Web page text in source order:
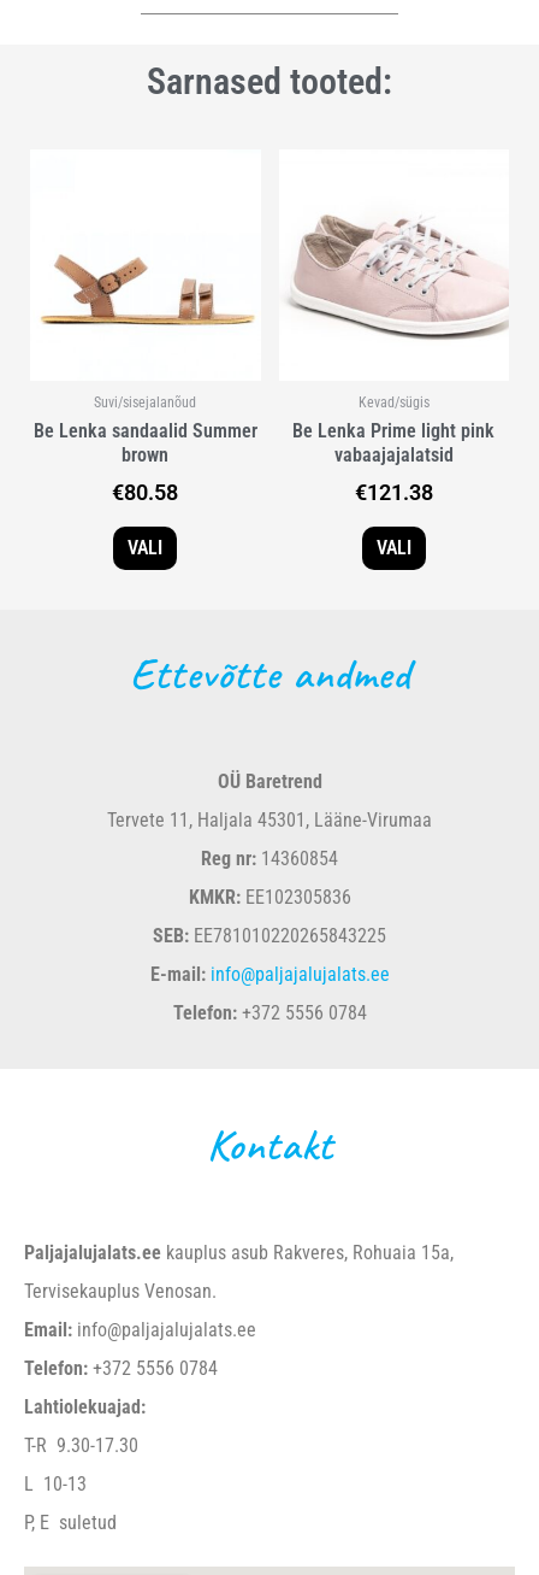
Sarnased tooted:
Suvi/sisejalanõud
Be Lenka sandaalid Summer
brown
€80.58
VALI
varianti.
Valikuid
tootelehel.
Kevad/sügis
Be Lenka Prime light pink
vabaajajalatsid
€121.38
VALI
on
mitu
varianti.
Valikuid
saab
tootelehel.
Ettevõtte andmed
OÜ Baretrend
Tervete 11, Haljala 45301, Lääne-Virumaa
Reg nr: 14360854
KMKR:EE102305836
SEB: EE781010220265843225
E-mail: info@paljajalujalats.ee
Telefon:+372 5556 0784
Kontakt
Paljajalujalats.ee kauplus asub Rakveres, Rohuaia 15a,
Tervisekauplus Venosan.
Email: info@paljajalujalats.ee
Telefon: +372 5556 0784
Lahtiolekuajad:
T-R 9.30-17.30
L 10-13
P, E suletud